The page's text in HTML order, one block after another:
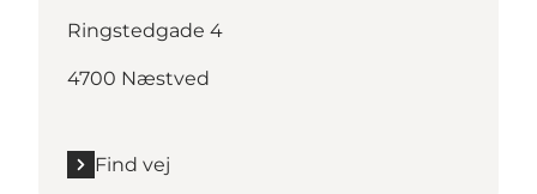
Ringstedgade 4
4700 Næstved
Find vej